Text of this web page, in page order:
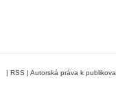
| RSS | Autorská práva k